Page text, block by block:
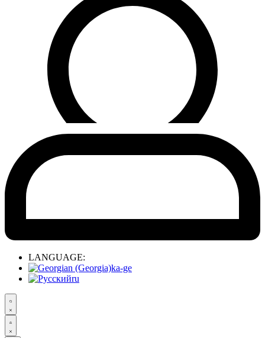
LANGUAGE:
ka-ge
ru